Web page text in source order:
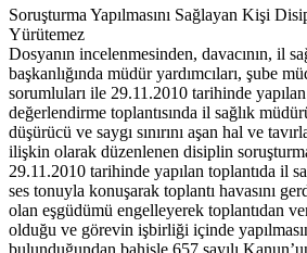
Soruşturma Yapılmasını Sağlayan Kişi
Yürütemez
Dosyanın incelenmesinden, davacının, il
başkanlığında müdür yardımcıları, şube
sorumluları ile 29.11.2010 tarihinde
değerlendirme toplantısında il sağlık
düşürücü ve saygı sınırını aşan hal ve
ilişkin olarak düzenlenen disiplin
29.11.2010 tarihinde yapılan toplantıda il
ses tonuyla konuşarak toplantı havasını
olan eşgüdümü engelleyerek toplantıdan
olduğu ve görevin işbirliği içinde